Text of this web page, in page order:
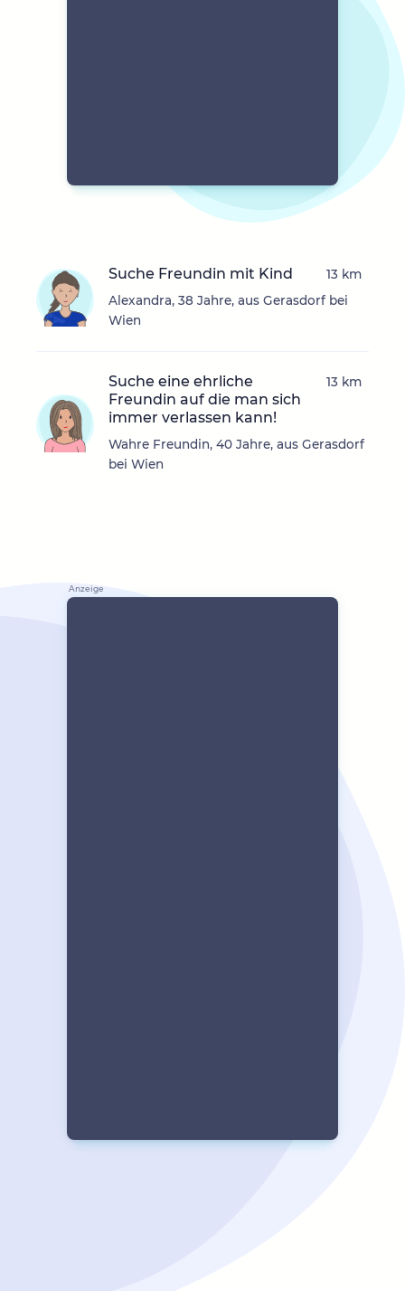
Suche Freundin mit Kind
Alexandra, 38 Jahre, aus Gerasdorf bei
Wien
13 km
Suche eine ehrliche
Freundin auf die man sich
immer verlassen kann!
Wahre Freundin, 40 Jahre, aus Gerasdorf
bei Wien
13 km